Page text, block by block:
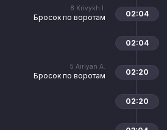
8 Krivykh I.
Бросок по воротам 02:04
02:04
5 Airiyan A.
Бросок по воротам 02:20
02:20